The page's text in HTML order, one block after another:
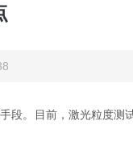
段。目前，激光粒度测